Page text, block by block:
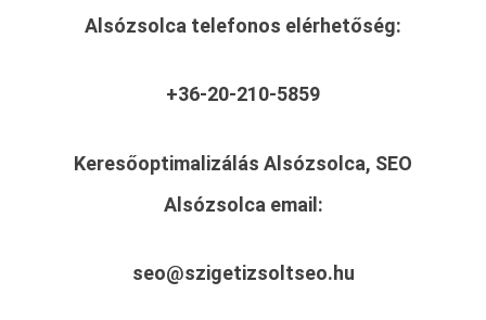
Alsózsolca telefonos elérhetőség:
+36-20-210-5859
Keresőoptimalizálás Alsózsolca, SEO
Alsózsolca email:
seo@szigetizsoltseo.hu